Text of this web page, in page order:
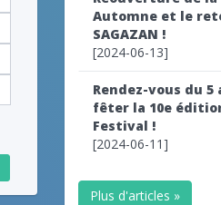
Automne et le
SAGAZAN !
[2024-06-13]
Rendez-vous du
fêter la 10e
Festival !
[2024-06-11]
Plus d'articles »